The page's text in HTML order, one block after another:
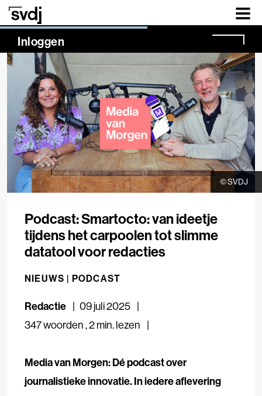
Naar hoofdinhoud
Inloggen
NaN%
© SVDJ
Podcast: Smartocto: van ideetje
tijdens het carpoolen tot slimme
datatool voor redacties
NIEUWS | PODCAST
Redactie
09 juli 2025
347 woorden,2 min. lezen
Media van Morgen: Dé podcast over
journalistieke innovatie. In iedere aflevering